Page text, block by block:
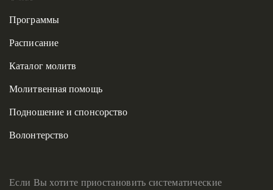
Программы
Расписание
Каталог молитв
Молитвенная помощь
Подношение и спонсорство
Волонтерство
Если Вы хотите приостановить систематические